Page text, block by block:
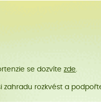
se dozvítezde.
rozkvést a